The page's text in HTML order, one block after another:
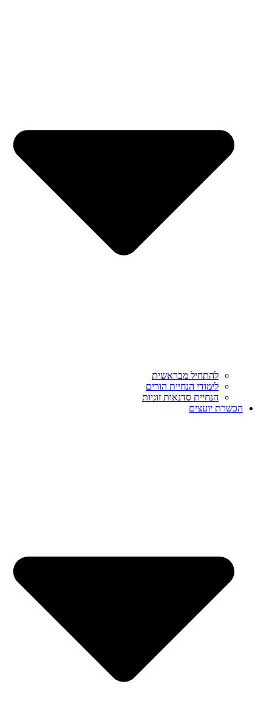
להתחיל מבראשית
לימודי הנחיית הורים
הנחיית סדנאות זוגיות
הכשרת יועצים